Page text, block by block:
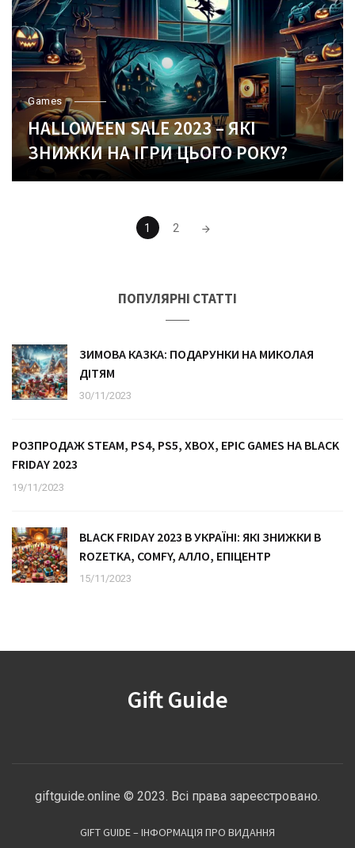
Games
HALLOWEEN SALE 2023 – ЯКІ
ЗНИЖКИ НА ІГРИ ЦЬОГО РОКУ?
1 2
ПОПУЛЯРНІ СТАТТІ
ЗИМОВА КАЗКА: ПОДАРУНКИ НА МИКОЛАЯ
ДІТЯМ
30/11/2023
РОЗПРОДАЖ STEAM, PS4, PS5, XBOX, EPIC GAMES НА BLACK
FRIDAY 2023
19/11/2023
BLACK FRIDAY 2023 В УКРАЇНІ: ЯКІ ЗНИЖКИ В
ROZETKA, COMFY, АЛЛО, ЕПІЦЕНТР
15/11/2023
Gift Guide
giftguide.online © 2023. Всі права зареєстровано.
GIFT GUIDE – ІНФОРМАЦІЯ ПРО ВИДАННЯ